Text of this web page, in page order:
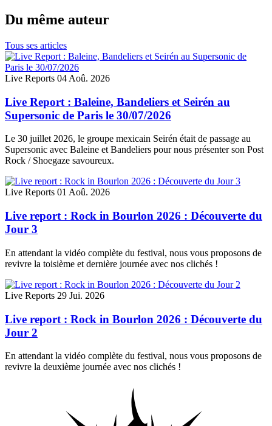
Du même auteur
Tous ses articles
Live Reports 04 Aoû. 2026
Live Report : Baleine, Bandeliers et Seirén au
Supersonic de Paris le 30/07/2026
Le 30 juillet 2026, le groupe mexicain Seirén était de passage au
Supersonic avec Baleine et Bandeliers pour nous présenter son Post
Rock / Shoegaze savoureux.
Live Reports 01 Aoû. 2026
Live report : Rock in Bourlon 2026 : Découverte du
Jour 3
En attendant la vidéo complète du festival, nous vous proposons de
revivre la toisième et dernière journée avec nos clichés !
Live Reports 29 Jui. 2026
Live report : Rock in Bourlon 2026 : Découverte du
Jour 2
En attendant la vidéo complète du festival, nous vous proposons de
revivre la deuxième journée avec nos clichés !